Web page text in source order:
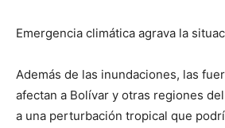
Emergencia climática agrava la
Además de las inundaciones, las
afectan a Bolívar y otras regiones
a una perturbación tropical que